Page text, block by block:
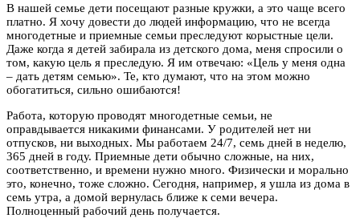
В нашей семье дети посещают разные кружки, а это чаще всего
платно. Я хочу довести до людей информацию, что не всегда
многодетные и приемные семьи преследуют корыстные цели.
Даже когда я детей забирала из детского дома, меня спросили о
том, какую цель я преследую. Я им отвечаю: «Цель у меня одна
– дать детям семью». Те, кто думают, что на этом можно
обогатиться, сильно ошибаются!
Работа, которую проводят многодетные семьи, не
оправдывается никакими финансами. У родителей нет ни
отпусков, ни выходных. Мы работаем 24/7, семь дней в неделю,
365 дней в году. Приемные дети обычно сложные, на них,
соответственно, и времени нужно много. Физически и морально
это, конечно, тоже сложно. Сегодня, например, я ушла из дома в
семь утра, а домой вернулась ближе к семи вечера.
Полноценный рабочий день получается.